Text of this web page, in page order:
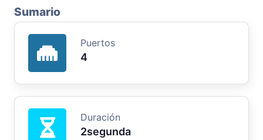
Sumario
Puertos
4
Duración
2segunda